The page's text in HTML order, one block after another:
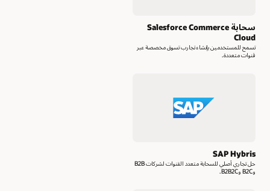
سحابة Salesforce Commerce
Cloud
تسمح للمستخدمين بإنشاء تجارب تسوق مخصصة عبر
قنوات متعددة.
SAP Hybris
حل تجاري أصلي للسحابة متعدد القنوات لشركات B2B
وB2C وB2B2C.